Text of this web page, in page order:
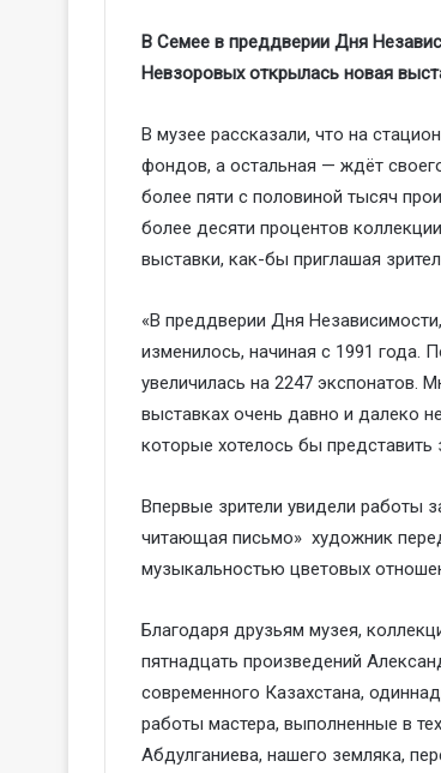
В Семее в преддверии Дня
Невзоровых открылась новая
В музее рассказали, что на
фондов, а остальная — ждёт
более пяти с половиной тысяч
более десяти процентов
выставки, как-бы приглашая
«В преддверии Дня
изменилось, начиная с 1991 года.
увеличилась на 2247 экспонатов.
выставках очень давно и далеко
которые хотелось бы представить
Впервые зрители увидели работы
читающая письмо» художник
музыкальностью цветовых
Благодаря друзьям музея,
пятнадцать произведений
современного Казахстана,
работы мастера, выполненные в
Абдулганиева, нашего земляка,